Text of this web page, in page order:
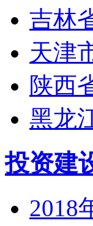
吉林
天津
陕西
黑龙
投资建
2018